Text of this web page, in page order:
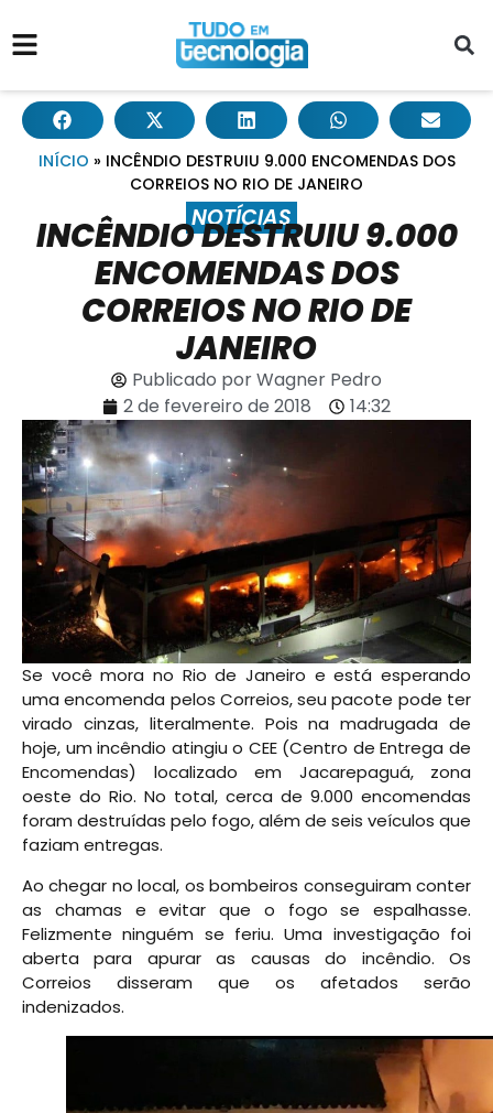
INÍCIO » INCÊNDIO DESTRUIU 9.000 ENCOMENDAS DOS
CORREIOS NO RIO DE JANEIRO
NOTÍCIAS
INCÊNDIO DESTRUIU 9.000
ENCOMENDAS DOS
CORREIOS NO RIO DE
JANEIRO
Publicado porWagner Pedro
2 de fevereiro de 2018
14:32
Se você mora no Rio de Janeiro e está esperando
uma encomenda pelos Correios, seu pacote pode ter
virado cinzas, literalmente. Pois na madrugada de
hoje, um incêndio atingiu o CEE (Centro de Entrega de
Encomendas) localizado em Jacarepaguá, zona
oeste do Rio. No total, cerca de 9.000 encomendas
foram destruídas pelo fogo, além de seis veículos que
faziam entregas.
Ao chegar no local, os bombeiros conseguiram conter
as chamas e evitar que o fogo se espalhasse.
Felizmente ninguém se feriu. Uma investigação foi
aberta para apurar as causas do incêndio. Os
Correios disseram que os afetados serão
indenizados.